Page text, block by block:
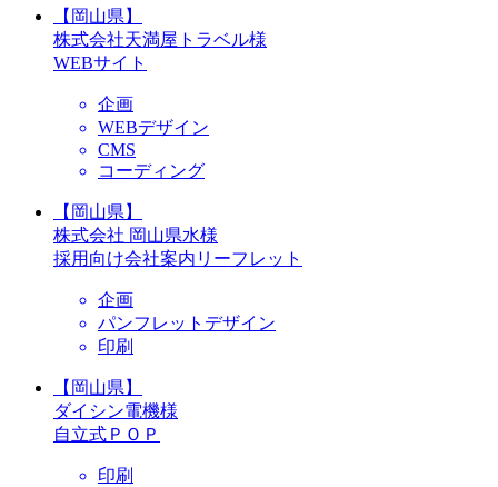
【岡山県】
株式会社天満屋トラベル様
WEBサイト
企画
WEBデザイン
CMS
コーディング
【岡山県】
株式会社 岡⼭県⽔様
採用向け会社案内リーフレット
企画
パンフレットデザイン
印刷
【岡山県】
ダイシン電機様
自立式ＰＯＰ
印刷